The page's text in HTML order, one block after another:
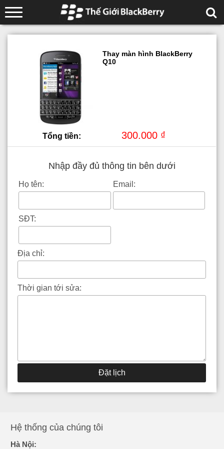
Thay màn hình BlackBerry
Q10
Tổng tiền: 300.000 ₫
Nhập đầy đủ thông tin bên dưới
Họ tên: Email:
SĐT:
Địa chỉ:
Thời gian tới sửa:
Đặt lịch
Hệ thống của chúng tôi
Hà Nội: